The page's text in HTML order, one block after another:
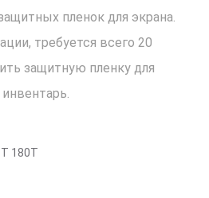
пленок для экрана.
требуется всего 20
защитную пленку для
180T